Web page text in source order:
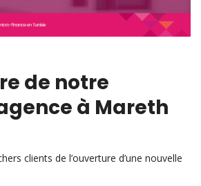
de notre
à Mareth
clients de l’ouverture d’une nouvelle